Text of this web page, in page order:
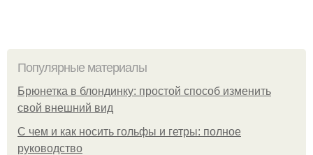
Популярные материалы
Брюнетка в блондинку: простой способ изменить
свой внешний вид
С чем и как носить гольфы и гетры: полное
руководство